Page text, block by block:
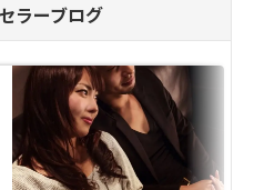
ラーブログ